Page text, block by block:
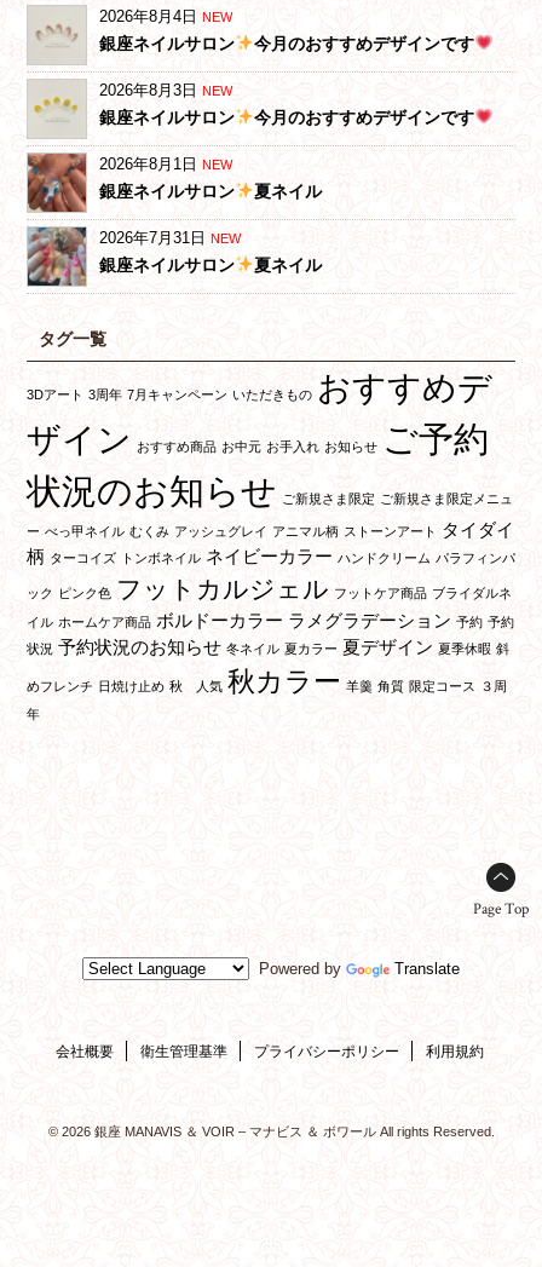
2026年8月4日 NEW
銀座ネイルサロン 今月のおすすめデザインです
2026年8月3日 NEW
銀座ネイルサロン 今月のおすすめデザインです
2026年8月1日 NEW
銀座ネイルサロン 夏ネイル
2026年7月31日 NEW
銀座ネイルサロン 夏ネイル
タグ一覧
3Dアート 3周年 7月キャンペーン いただきもの おすすめデ
ザイン
おすすめ商品 お中元 お手入れ お知らせ ご予約
状況のお知らせ
ご新規さま限定 ご新規さま限定メニュ
ー べっ甲ネイル むくみ アッシュグレイ アニマル柄 ストーンアート
タイダイ
柄 ターコイズ トンボネイル ネイビーカラー ハンドクリーム パラフィンパ
ック ピンク色 フットカルジェル フットケア商品 ブライダルネ
イル ホームケア商品 ボルドーカラー ラメグラデーション 予約 予約
状況 予約状況のお知らせ 冬ネイル 夏カラー 夏デザイン 夏季休暇 斜
めフレンチ 日焼け止め 秋 人気 秋カラー 羊羹 角質 限定コース
３周
年
Page Top
Powered by Translate
会社概要 衛生管理基準 プライバシーポリシー 利用規約
© 2026 銀座 MANAVIS ＆ VOIR – マナビス ＆ ボワール All rights Reserved.